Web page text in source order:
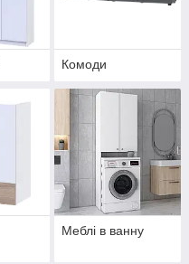
Комоди
Меблі в ванну